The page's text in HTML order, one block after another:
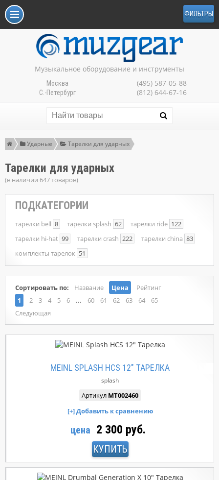
ФИЛЬТРЫ
Музыкальное оборудование и инструменты
Москва (495) 587-05-88
С.-Петербург (812) 644-67-16
Ударные Тарелки для ударных
Тарелки для ударных
(в наличии 647 товаров)
ПОДКАТЕГОРИИ
тарелки bell 8 тарелки splash 62 тарелки ride 122
тарелки hi-hat 99 тарелки crash 222 тарелки china 83
комплекты тарелок 51
Сортировать по: Название Цена
Рейтинг
1
2 3 4 5 6 ... 60 61 62 63 64
65
Следующая
MEINL SPLASH HCS 12" ТАРЕЛКА
splash
Артикул MT002460
цена 2 300 руб.
КУПИТЬ